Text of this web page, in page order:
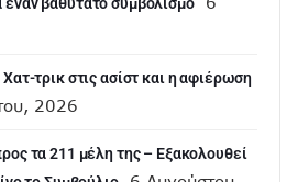
τρικ στις ασίστ και η αφιέρωση
2026
τα 211 μέλη της – Εξακολουθεί